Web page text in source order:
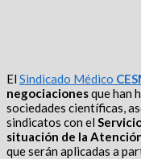
El Sindicado Médico
negociacionesque han
sociedades científicas,
sindicatos con el
situación de la
que serán aplicadas a